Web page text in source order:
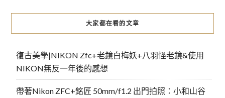
大家都在看的文章
復古美學|NIKON Zfc+老鏡白梅妖+八羽怪老鏡&使用
NIKON無反一年後的感想
帶著Nikon ZFC+銘匠 50mm/f1.2 出門拍照：小和山谷